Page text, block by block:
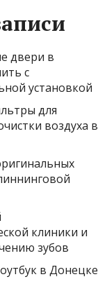
двери в
с
установкой
для
воздуха в
клиники и
зубов
в Донецке